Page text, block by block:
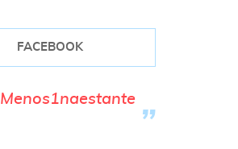
FACEBOOK
Menos1naestante